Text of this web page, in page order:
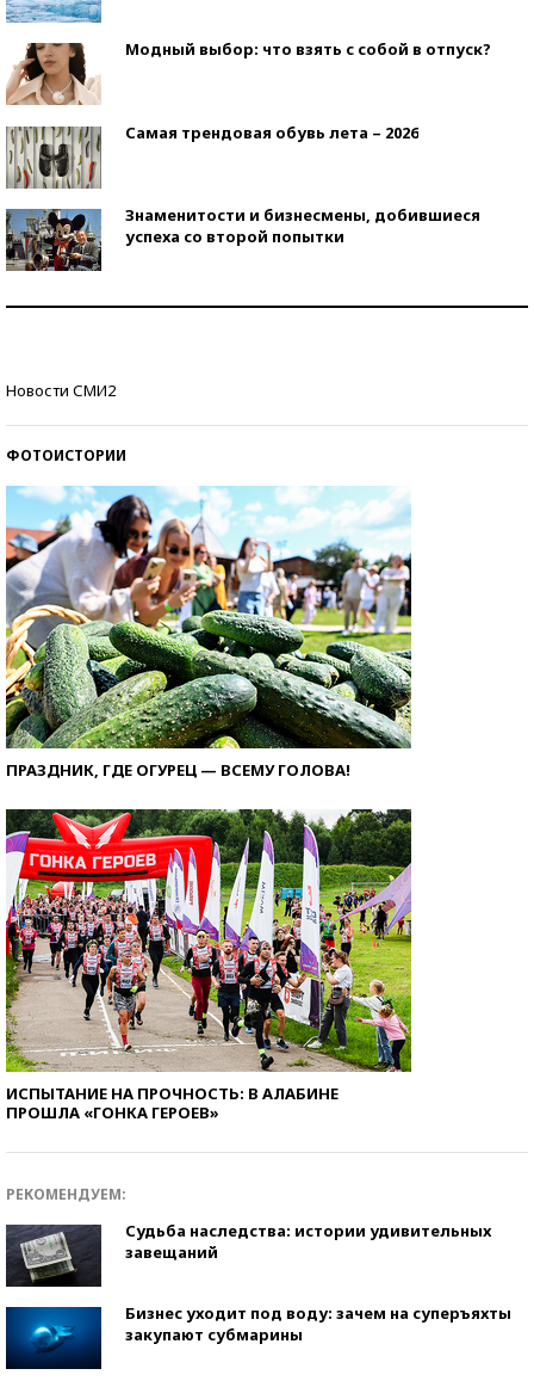
Модный выбор: что взять с собой в отпуск?
Самая трендовая обувь лета – 2026
Знаменитости и бизнесмены, добившиеся
успеха со второй попытки
Новости СМИ2
ФОТОИСТОРИИ
ПРАЗДНИК, ГДЕ ОГУРЕЦ — ВСЕМУ ГОЛОВА!
ИСПЫТАНИЕ НА ПРОЧНОСТЬ: В АЛАБИНЕ
ПРОШЛА «ГОНКА ГЕРОЕВ»
РЕКОМЕНДУЕМ:
Судьба наследства: истории удивительных
завещаний
Бизнес уходит под воду: зачем на суперъяхты
закупают субмарины